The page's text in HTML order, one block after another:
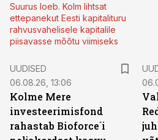
Suurus loeb. Kolm lihtsat
ettepanekut Eesti kapitalituru
rahvusvahelisele kapitalile
piisavasse mõõtu viimiseks
UUDISED
06.08.26, 13:06
Kolme Mere
investeerimisfond
rahastab Bioforce´i